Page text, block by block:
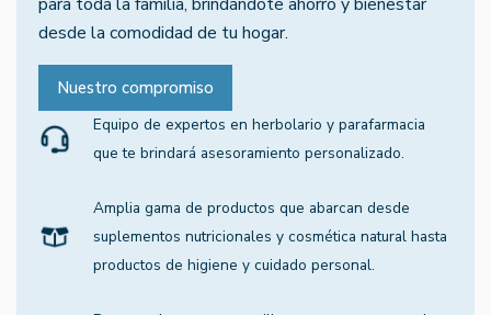
desde la comodidad de tu hogar.
Nuestro compromiso
Equipo de expertos en herbolario y parafarmacia
que te brindará asesoramiento personalizado.
Amplia gama de productos que abarcan desde
suplementos nutricionales y cosmética natural hasta
productos de higiene y cuidado personal.